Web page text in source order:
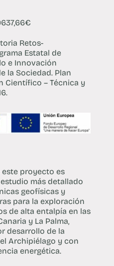
Retos-
Estatal de
e Innovación
la Sociedad. Plan
Científico – Técnica y
proyecto es
más detallado
geofísicas y
para la exploración
de alta entalpía en las
y La Palma,
desarrollo de la
Archipiélago y con
energética.